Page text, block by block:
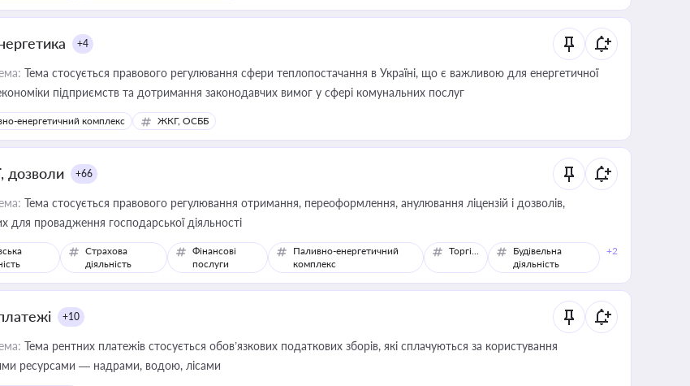
+4
Тема стосується правового регулювання сфери теплопостачання в Україні, що є важливою для енергетичної
підприємств та дотримання законодавчих вимог у сфері комунальних послуг
енергетичний комплекс ЖКГ, ОСББ
дозволи +66
Тема стосується правового регулювання отримання, переоформлення, анулювання ліцензій і дозволів,
для провадження господарської діяльності
Страхова
діяльність
Фінансові
послуги
Паливно-енергетичний
комплекс
Торгівля
Будівельна
діяльність
+2
+10
Тема рентних платежів стосується обов’язкових податкових зборів, які сплачуються за користування
ресурсами — надрами, водою, лісами